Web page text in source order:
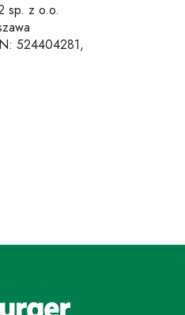
sp. z o.o.
524404281,